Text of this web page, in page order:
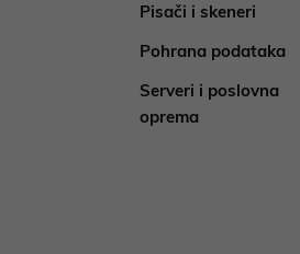
Pisači i skeneri
Pohrana podataka
Serveri i poslovna
oprema